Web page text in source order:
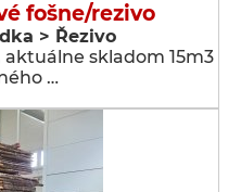
fošne/rezivo
> Řezivo
skladom 15m3
…